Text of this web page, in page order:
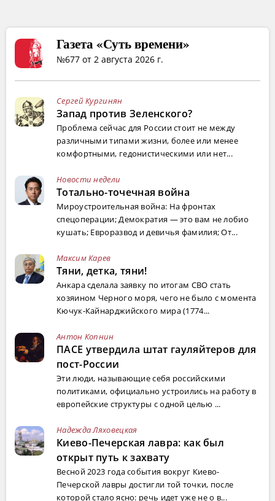
Газета «Суть времени»
№677 от 2 августа 2026 г.
Сергей Кургинян
Запад против Зеленского?
Проблема сейчас для России стоит не между
различными типами жизни, более или менее
комфортными, гедонистическими или нет...
Новости недели
Тотально-точечная война
Мироустроительная война: На фронтах
спецоперации; Демократия — это вам не лобио
кушать; Евроразвод и девичья фамилия; От...
Максим Карев
Тяни, детка, тяни!
Анкара сделала заявку по итогам СВО стать
хозяином Черного моря, чего не было с момента
Кючук-Кайнарджийского мира (1774...
Антон Копнин
ПАСЕ утвердила штат гауляйтеров для
пост-России
Эти люди, называющие себя российскими
политиками, официально устроились на работу в
европейские структуры с одной целью ...
Надежда Ляховецкая
Киево-Печерская лавра: как был
открыт путь к захвату
Весной 2023 года события вокруг Киево-
Печерской лавры достигли той точки, после
которой стало ясно: речь идет уже не о в...